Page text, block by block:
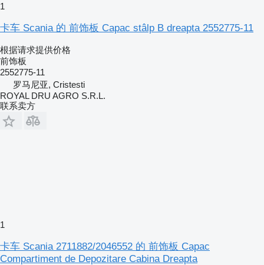
1
卡车 Scania 的 前饰板 Capac stâlp B dreapta 2552775-11
根据请求提供价格
前饰板
2552775-11
罗马尼亚, Cristesti
ROYAL DRU AGRO S.R.L.
联系卖方
1
卡车 Scania 2711882/2046552 的 前饰板 Capac
Compartiment de Depozitare Cabina Dreapta